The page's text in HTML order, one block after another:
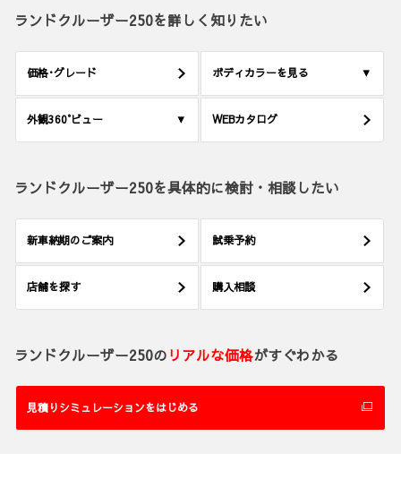
ランドクルーザー250を詳しく知りたい
価格･グレード ボディカラーを見る
外観360°ビュー WEBカタログ
ランドクルーザー250を具体的に検討・相談したい
新車納期のご案内 試乗予約
店舗を探す 購入相談
ランドクルーザー250のリアルな価格がすぐわかる
見積りシミュレーションをはじめる